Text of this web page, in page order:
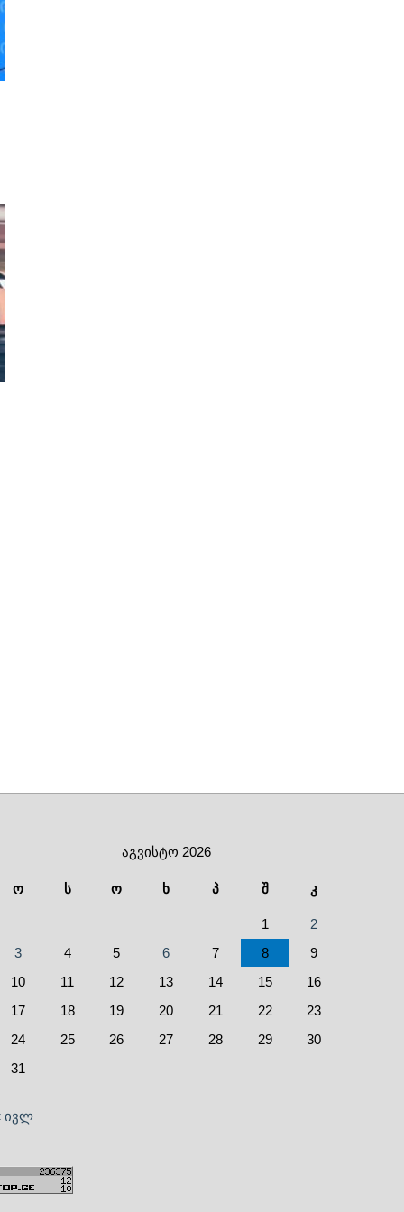
აგვისტო 2026
ო ს ო ხ პ შ კ
1
2
3
4 5 6 7 8
9
10
11 12 13 14 15
16
17
18 19 20 21 22
23
24
25 26 27 28 29
30
31
ივლ